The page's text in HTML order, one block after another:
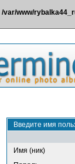
/var/www/
Введите имя
Имя (ник)